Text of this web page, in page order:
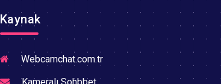
Kaynak
Webcamchat.com.tr